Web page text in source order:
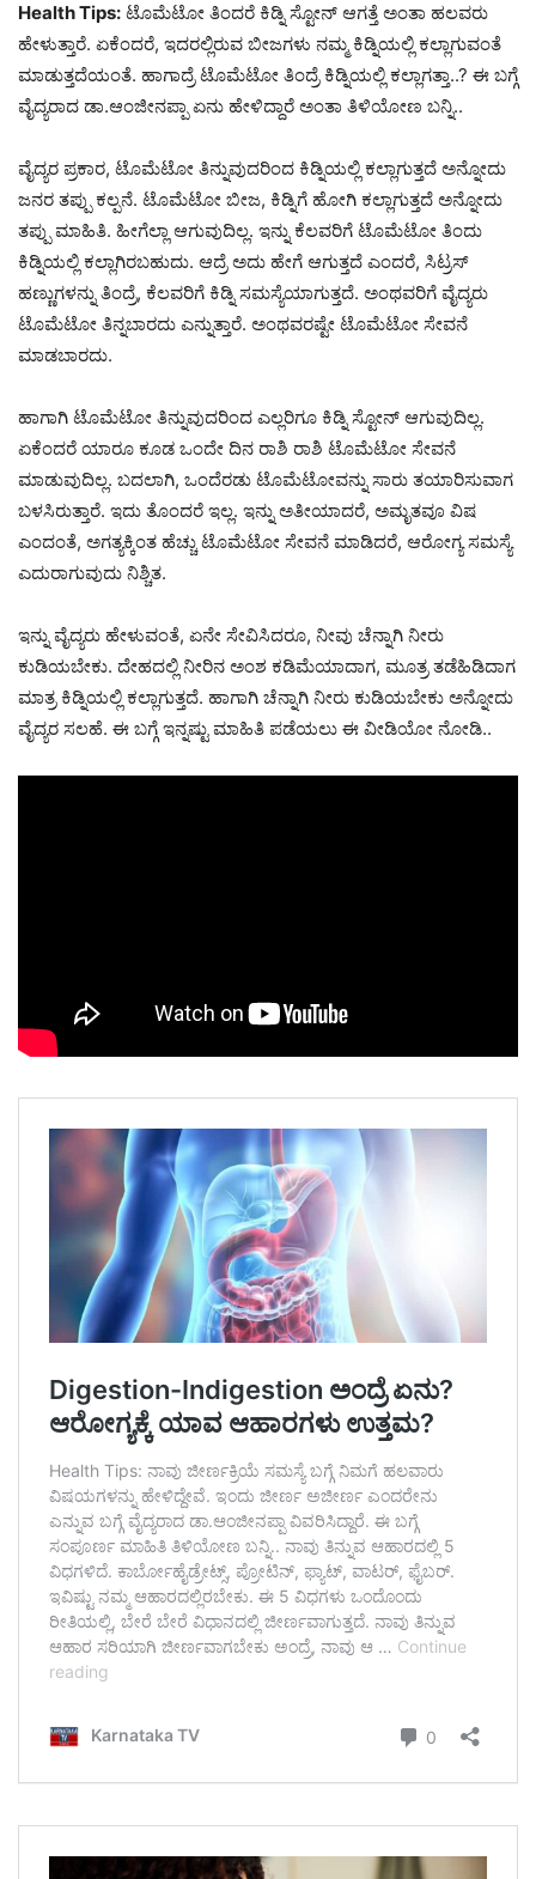
Health Tips: ಟೊಮೆಟೋ ತಿಂದರೆ ಕಿಡ್ನಿ ಸ್ಟೋನ್ ಆಗತ್ತೆ ಅಂತಾ ಹಲವರು
ಹೇಳುತ್ತಾರೆ. ಏಕೆಂದರೆ, ಇದರಲ್ಲಿರುವ ಬೀಜಗಳು ನಮ್ಮ ಕಿಡ್ನಿಯಲ್ಲಿ ಕಲ್ಲಾಗುವಂತೆ
ಮಾಡುತ್ತದೆಯಂತೆ. ಹಾಗಾದ್ರೆ ಟೊಮೆಟೋ ತಿಂದ್ರೆ ಕಿಡ್ನಿಯಲ್ಲಿ ಕಲ್ಲಾಗತ್ತಾ..? ಈ ಬಗ್ಗೆ
ವೈದ್ಯರಾದ ಡಾ.ಆಂಜೀನಪ್ಪಾ ಏನು ಹೇಳಿದ್ದಾರೆ ಅಂತಾ ತಿಳಿಯೋಣ ಬನ್ನಿ..
ವೈದ್ಯರ ಪ್ರಕಾರ, ಟೊಮೆಟೋ ತಿನ್ನುವುದರಿಂದ ಕಿಡ್ನಿಯಲ್ಲಿ ಕಲ್ಲಾಗುತ್ತದೆ ಅನ್ನೋದು
ಜನರ ತಪ್ಪು ಕಲ್ಪನೆ. ಟೊಮೆಟೋ ಬೀಜ, ಕಿಡ್ನಿಗೆ ಹೋಗಿ ಕಲ್ಲಾಗುತ್ತದೆ ಅನ್ನೋದು
ತಪ್ಪು ಮಾಹಿತಿ. ಹೀಗೆಲ್ಲಾ ಆಗುವುದಿಲ್ಲ. ಇನ್ನು ಕೆಲವರಿಗೆ ಟೊಮೆಟೋ ತಿಂದು
ಕಿಡ್ನಿಯಲ್ಲಿ ಕಲ್ಲಾಗಿರಬಹುದು. ಆದ್ರೆ ಅದು ಹೇಗೆ ಆಗುತ್ತದೆ ಎಂದರೆ, ಸಿಟ್ರಸ್
ಹಣ್ಣುಗಳನ್ನು ತಿಂದ್ರೆ, ಕೆಲವರಿಗೆ ಕಿಡ್ನಿ ಸಮಸ್ಯೆಯಾಗುತ್ತದೆ. ಅಂಥವರಿಗೆ ವೈದ್ಯರು
ಟೊಮೆಟೋ ತಿನ್ನಬಾರದು ಎನ್ನುತ್ತಾರೆ. ಅಂಥವರಷ್ಟೇ ಟೊಮೆಟೋ ಸೇವನೆ
ಮಾಡಬಾರದು.
ಹಾಗಾಗಿ ಟೊಮೆಟೋ ತಿನ್ನುವುದರಿಂದ ಎಲ್ಲರಿಗೂ ಕಿಡ್ನಿ ಸ್ಟೋನ್ ಆಗುವುದಿಲ್ಲ.
ಏಕೆಂದರೆ ಯಾರೂ ಕೂಡ ಒಂದೇ ದಿನ ರಾಶಿ ರಾಶಿ ಟೊಮೆಟೋ ಸೇವನೆ
ಮಾಡುವುದಿಲ್ಲ. ಬದಲಾಗಿ, ಒಂದೆರಡು ಟೊಮೆಟೋವನ್ನು ಸಾರು ತಯಾರಿಸುವಾಗ
ಬಳಸಿರುತ್ತಾರೆ. ಇದು ತೊಂದರೆ ಇಲ್ಲ. ಇನ್ನು ಅತೀಯಾದರೆ, ಅಮೃತವೂ ವಿಷ
ಎಂದಂತೆ, ಅಗತ್ಯಕ್ಕಿಂತ ಹೆಚ್ಚು ಟೊಮೆಟೋ ಸೇವನೆ ಮಾಡಿದರೆ, ಆರೋಗ್ಯ ಸಮಸ್ಯೆ
ಎದುರಾಗುವುದು ನಿಶ್ಚಿತ.
ಇನ್ನು ವೈದ್ಯರು ಹೇಳುವಂತೆ, ಏನೇ ಸೇವಿಸಿದರೂ, ನೀವು ಚೆನ್ನಾಗಿ ನೀರು
ಕುಡಿಯಬೇಕು. ದೇಹದಲ್ಲಿ ನೀರಿನ ಅಂಶ ಕಡಿಮೆಯಾದಾಗ, ಮೂತ್ರ ತಡೆಹಿಡಿದಾಗ
ಮಾತ್ರ ಕಿಡ್ನಿಯಲ್ಲಿ ಕಲ್ಲಾಗುತ್ತದೆ. ಹಾಗಾಗಿ ಚೆನ್ನಾಗಿ ನೀರು ಕುಡಿಯಬೇಕು ಅನ್ನೋದು
ವೈದ್ಯರ ಸಲಹೆ. ಈ ಬಗ್ಗೆ ಇನ್ನಷ್ಟು ಮಾಹಿತಿ ಪಡೆಯಲು ಈ ವೀಡಿಯೋ ನೋಡಿ..